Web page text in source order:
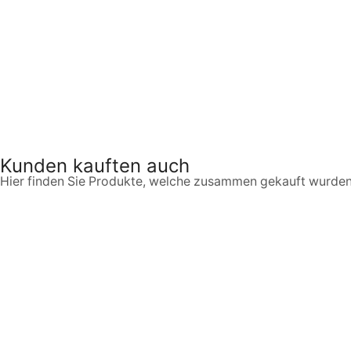
Kunden kauften auch
Hier finden Sie Produkte, welche zusammen gekauft